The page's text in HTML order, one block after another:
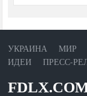
УКРАИНА МИР
ИДЕИ
ПРЕСС-